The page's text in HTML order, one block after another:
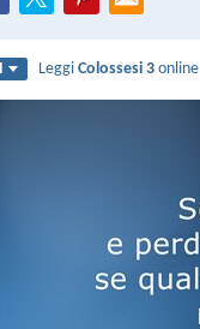
LeggiColossesi 3 online